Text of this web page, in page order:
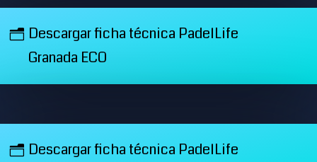
Descargar ficha técnica PadelLife
Granada ECO
Descargar ficha técnica PadelLife